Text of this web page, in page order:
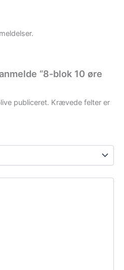
“8-blok 10 øre
publiceret. Krævede felter er